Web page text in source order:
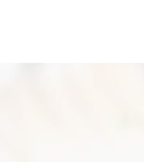
ション